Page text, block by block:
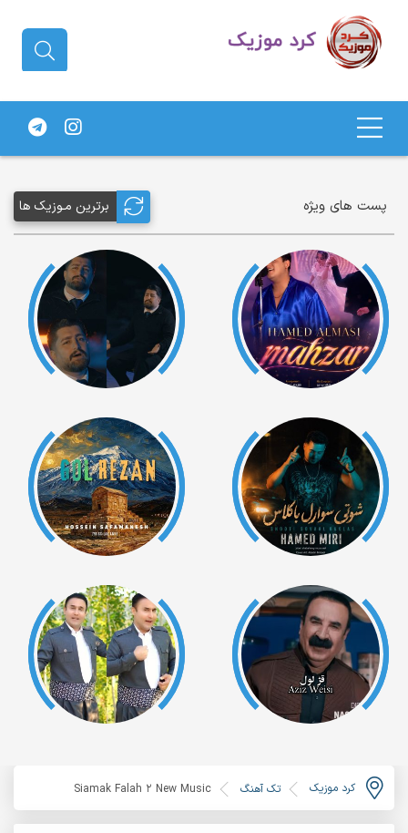
های کردی
پست های ویژه برترین مـوزیک ها
کرد موزیک تک آهنگ Siamak Falah 2 New Music